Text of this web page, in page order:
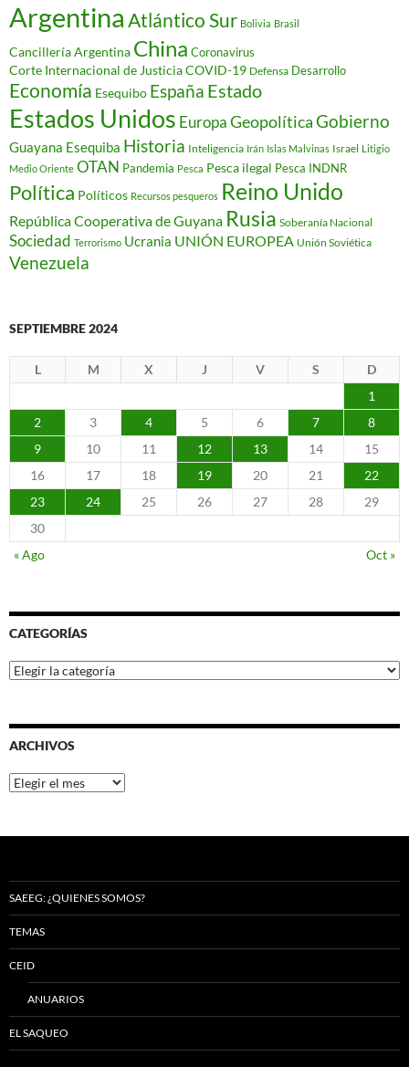
Argentina Atlántico Sur Bolivia Brasil
Cancillería Argentina China Coronavirus
Corte Internacional de JusticiaCOVID-19 Defensa Desarrollo
Economía Esequibo España Estado
Estados Unidos EuropaGeopolíticaGobierno
Guayana Esequiba Historia Inteligencia Irán Islas Malvinas Israel Litigio
Medio Oriente OTAN Pandemia Pesca Pesca ilegal Pesca INDNR
Política Políticos Recursos pesqueros Reino Unido
República Cooperativa de Guyana Rusia Soberanía Nacional
Sociedad Terrorismo Ucrania UNIÓN EUROPEA Unión Soviética
Venezuela
SEPTIEMBRE 2024
L M X J V S
D
1
2
3 4 5 6 7
8
9
10 11 12 13 14
15
16
17 18 19 20 21
22
23
24 25 26 27 28
29
30
« Ago
Oct »
CATEGORÍAS
Categorías
ARCHIVOS
Archivos
SAEEG: ¿QUIENES SOMOS?
TEMAS
CEID
ANUARIOS
EL SAQUEO